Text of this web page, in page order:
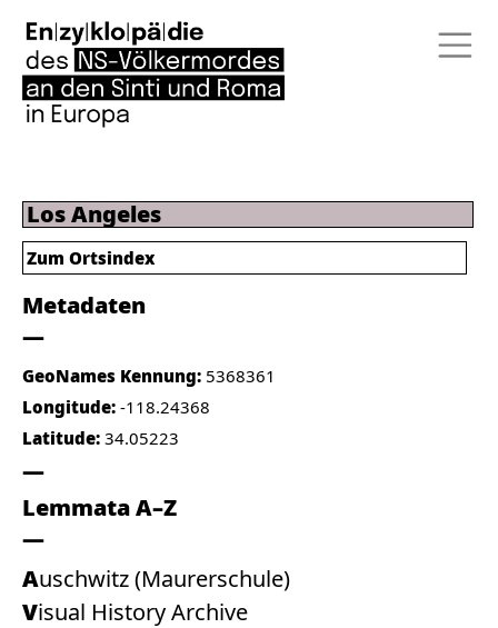
Los Angeles
Metadaten
GeoNames Kennung: 5368361
Longitude: -118.24368
Latitude: 34.05223
Lemmata A–Z
Auschwitz (Maurerschule)
Visual History Archive
Zum Ortsindex